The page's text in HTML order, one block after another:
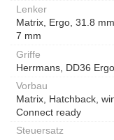
Lenker
Matrix, Ergo, 31.8
7 mm
Griffe
Herrmans, DD36 Ergo
Vorbau
Matrix, Hatchback,
Connect ready
Steuersatz